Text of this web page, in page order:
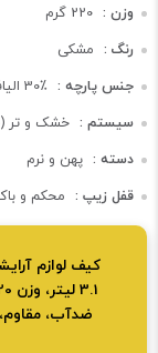
وزن : 220 گرم
رنگ : مشکی
جنس پارچه : 30٪ الیاف پلی استر و 70٪ پلی وینیل کلراید (PVC)
سیستم : خشک و تر
دسته : پهن و نرم
قفل زیپ : محکم و
ضدآب،